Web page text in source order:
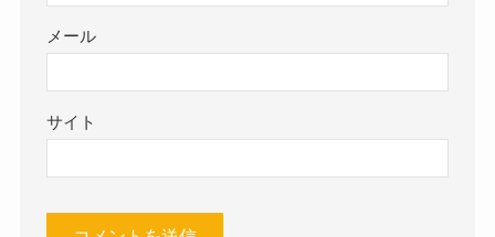
メール
サイト